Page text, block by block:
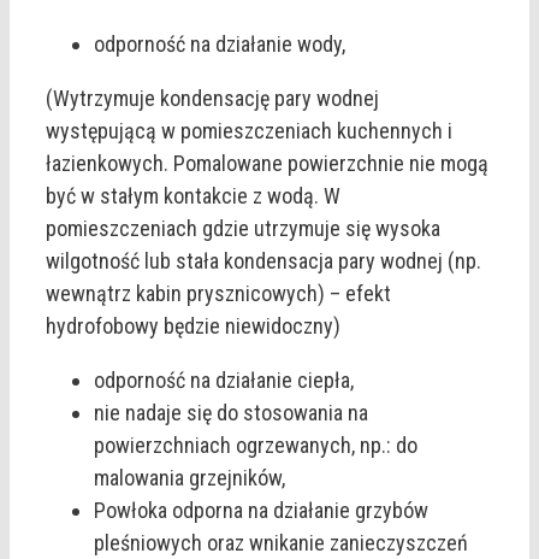
odporność na działanie wody,
(Wytrzymuje kondensację pary wodnej
występującą w pomieszczeniach kuchennych i
łazienkowych. Pomalowane powierzchnie nie mogą
być w stałym kontakcie z wodą. W
pomieszczeniach gdzie utrzymuje się wysoka
wilgotność lub stała kondensacja pary wodnej (np.
wewnątrz kabin prysznicowych) – efekt
hydrofobowy będzie niewidoczny)
odporność na działanie ciepła,
nie nadaje się do stosowania na
powierzchniach ogrzewanych, np.: do
malowania grzejników,
Powłoka odporna na działanie grzybów
pleśniowych oraz wnikanie zanieczyszczeń